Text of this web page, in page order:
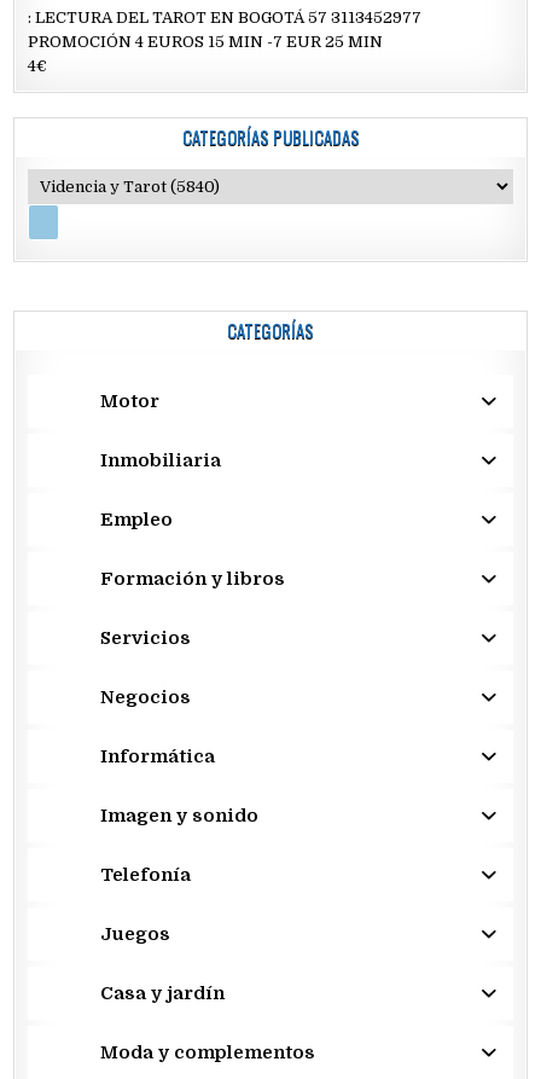
: LECTURA DEL TAROT EN BOGOTÁ 57 3113452977
PROMOCIÓN 4 EUROS 15 MIN -7 EUR 25 MIN
4€
CATEGORÍAS PUBLICADAS
CATEGORÍAS
Motor
Inmobiliaria
Empleo
Formación y libros
Servicios
Negocios
Informática
Imagen y sonido
Telefonía
Juegos
Casa y jardín
Moda y complementos